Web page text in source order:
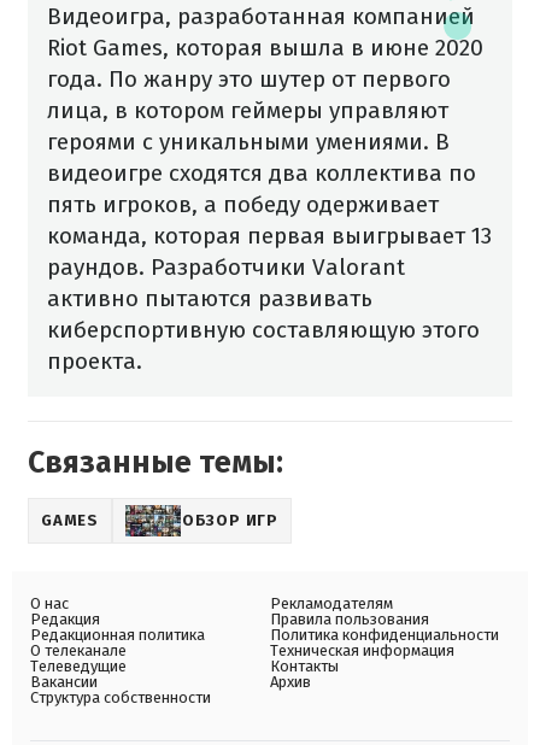
Видеоигра, разработанная компанией
Riot Games, которая вышла в июне 2020
года. По жанру это шутер от первого
лица, в котором геймеры управляют
героями с уникальными умениями. В
видеоигре сходятся два коллектива по
пять игроков, а победу одерживает
команда, которая первая выигрывает 13
раундов. Разработчики Valorant
активно пытаются развивать
киберспортивную составляющую этого
проекта.
Связанные темы:
GAMES ОБЗОР ИГР
О нас
Редакция
Редакционная политика
О телеканале
Телеведущие
Вакансии
Структура собственности
Рекламодателям
Правила пользования
Политика конфиденциальности
Техническая информация
Контакты
Архив